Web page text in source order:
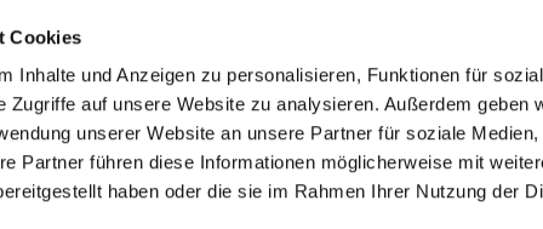
Cookies
Inhalte und Anzeigen zu personalisieren, Funktionen für
Zugriffe auf unsere Website zu analysieren. Außerdem geben
unserer Website an unsere Partner für soziale Medien,
Partner führen diese Informationen möglicherweise mit
haben oder die sie im Rahmen Ihrer Nutzung der
Anklam-Greifswald · Bahnhofstr. 15, 17489 Greifswald+49
Kontaktinformationen
Impressum
Hinweisgebersystem